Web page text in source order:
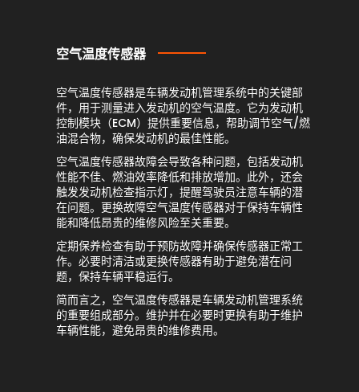
空气温度传感器
空气温度传感器是车辆发动机管理系统中的关键部
件，用于测量进入发动机的空气温度。它为发动机
控制模块（ECM）提供重要信息，帮助调节空气/燃
油混合物，确保发动机的最佳性能。
空气温度传感器故障会导致各种问题，包括发动机
性能不佳、燃油效率降低和排放增加。此外，还会
触发发动机检查指示灯，提醒驾驶员注意车辆的潜
在问题。更换故障空气温度传感器对于保持车辆性
能和降低昂贵的维修风险至关重要。
定期保养检查有助于预防故障并确保传感器正常工
作。必要时清洁或更换传感器有助于避免潜在问
题，保持车辆平稳运行。
简而言之，空气温度传感器是车辆发动机管理系统
的重要组成部分。维护并在必要时更换有助于维护
车辆性能，避免昂贵的维修费用。